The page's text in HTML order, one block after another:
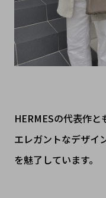
HERMESの代表作
エレガントなデザイ
を魅了しています。